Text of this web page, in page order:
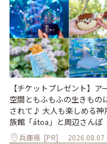
【チケットプレゼント】ア
空間ともふもふの生きもの
されて♪ 大人も楽しめる神
族館「átoa」と周辺さんぽ
兵庫県 [PR] 2026.08.07